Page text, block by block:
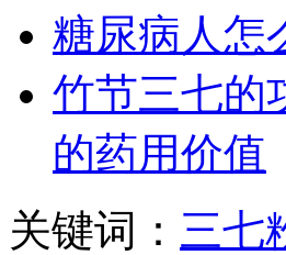
糖尿病人怎
竹节三七的
的药用价值
关键词： 三七